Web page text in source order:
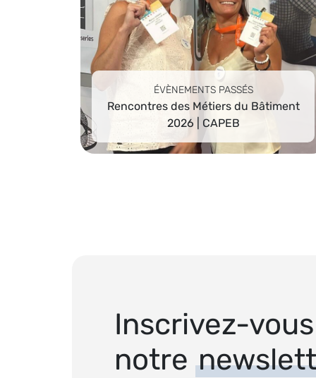
ÉVÈNEMENTS PASSÉS
Rencontres des Métiers du Bâtiment
2026 | CAPEB
Inscrivez-
notre